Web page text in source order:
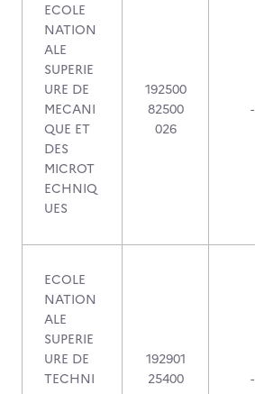
ECOLE
NATION
ALE
SUPERIE
URE DE
MECANI
QUE ET
DES
MICROT
ECHNIQ
UES
192500
82500
026
-
ECOLE
NATION
ALE
SUPERIE
URE DE
TECHNI
192901
25400
-